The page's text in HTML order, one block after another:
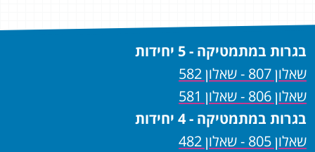
בגרות במתמטיקה - 5 יחידות
שאלון 807 - שאלון 582
שאלון 806 - שאלון 581
בגרות במתמטיקה - 4 יחידות
שאלון 805 - שאלון 482